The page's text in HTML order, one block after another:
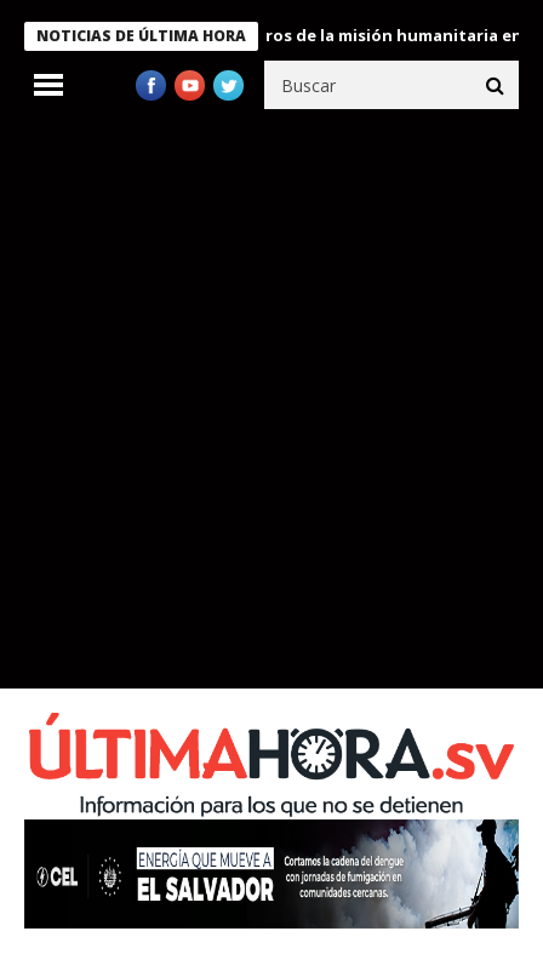
NOTICIAS DE ÚLTIMA HORA
Bukele condecora a miembros de la misión humanitaria enviada a